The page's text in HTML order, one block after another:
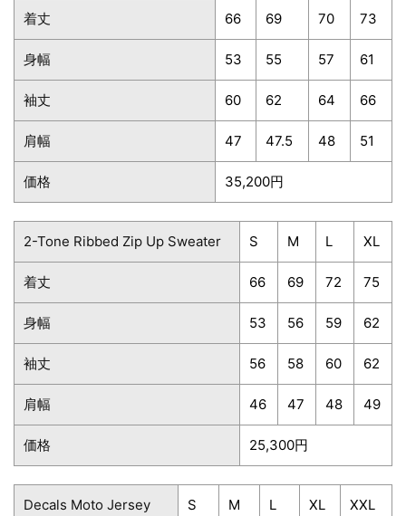
着丈 66 69 70 73
身幅 53 55 57 61
袖丈 60 62 64 66
肩幅 47 47.5 48 51
価格 35,200円
2-Tone Ribbed Zip Up Sweater S M L XL
着丈 66 69 72 75
身幅 53 56 59 62
袖丈 56 58 60 62
肩幅 46 47 48 49
価格 25,300円
Decals Moto Jersey S M L XL XXL